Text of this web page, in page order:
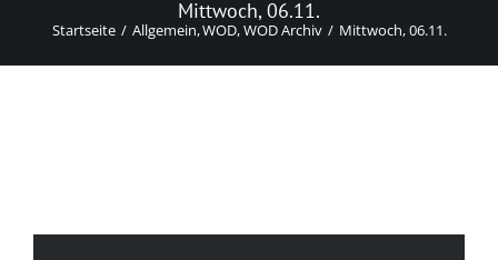
Mittwoch, 06.11.
Startseite Allgemein WOD WOD Archiv Mittwoch, 06.11.